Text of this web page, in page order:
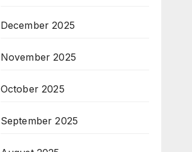
December 2025
November 2025
October 2025
September 2025